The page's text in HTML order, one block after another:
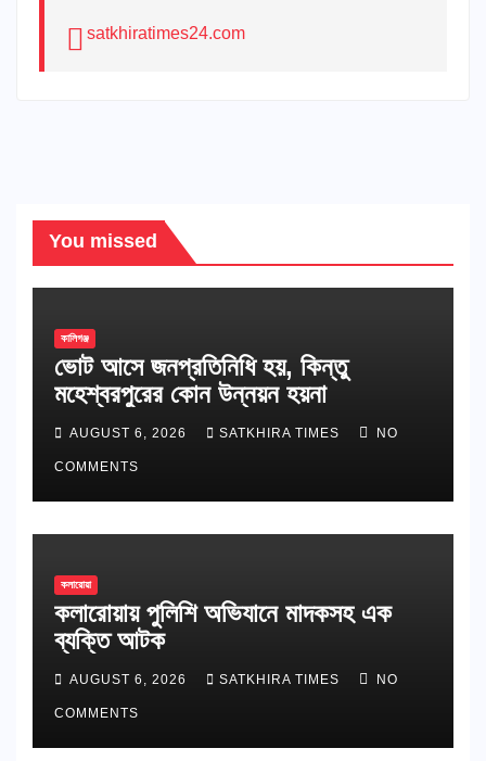
satkhiratimes24.com
You missed
কালিগঞ্জ
ভোট আসে জনপ্রতিনিধি হয়, কিন্তু
মহেশ্বরপুরের কোন উন্নয়ন হয়না
AUGUST 6, 2026 SATKHIRA TIMES NO
COMMENTS
কলারোয়া
কলারোয়ায় পুলিশি অভিযানে মাদকসহ এক
ব্যক্তি আটক
AUGUST 6, 2026 SATKHIRA TIMES NO
COMMENTS